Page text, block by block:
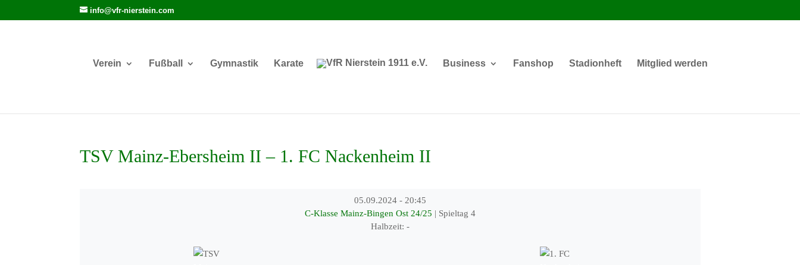
info@vfr-nierstein.com
Verein Fußball Gymnastik Karate Business Fanshop Stadionheft Mitglied werden
TSV Mainz-Ebersheim II – 1. FC Nackenheim II
05.09.2024 - 20:45
C-Klasse Mainz-Bingen Ost 24/25 | Spieltag 4
Halbzeit: -